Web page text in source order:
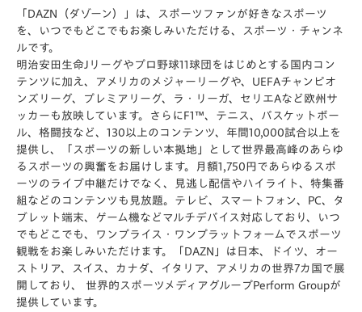
「DAZN（ダゾーン）」は、スポーツファンが好きなスポーツ
を、いつでもどこでもお楽しみいただける、スポーツ・チャンネ
ルです。
明治安田生命Jリーグやプロ野球11球団をはじめとする国内コン
テンツに加え、アメリカのメジャーリーグや、UEFAチャンピオ
ンズリーグ、プレミアリーグ、ラ・リーガ、セリエAなど欧州サ
ッカーも放映しています。さらにF1™、テニス、バスケットボー
ル、格闘技など、130以上のコンテンツ、年間10,000試合以上を
提供し、「スポーツの新しい本拠地」として世界最高峰のあらゆ
るスポーツの興奮をお届けします。
月額1,750円 であらゆるスポ
ーツのライブ中継だけでなく、見逃し配信やハイライト、特集番
組などのコンテンツも見放題。テレビ、スマートフォン、PC、タ
ブレット端末、ゲーム機などマルチデバイス対応しており、いつ
でもどこでも、ワンプライス・ワンプラットフォームでスポーツ
観戦をお楽しみいただけます。「DAZN」は日本、ドイツ、オー
ストリア、スイス、カナダ、イタリア、アメリカの世界7カ国で展
開しており、 世界的スポーツメディアグループPerform Groupが
提供しています。